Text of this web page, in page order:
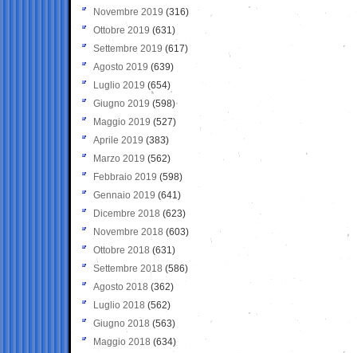
Novembre 2019 (316)
Ottobre 2019 (631)
Settembre 2019 (617)
Agosto 2019 (639)
Luglio 2019 (654)
Giugno 2019 (598)
Maggio 2019 (527)
Aprile 2019 (383)
Marzo 2019 (562)
Febbraio 2019 (598)
Gennaio 2019 (641)
Dicembre 2018 (623)
Novembre 2018 (603)
Ottobre 2018 (631)
Settembre 2018 (586)
Agosto 2018 (362)
Luglio 2018 (562)
Giugno 2018 (563)
Maggio 2018 (634)